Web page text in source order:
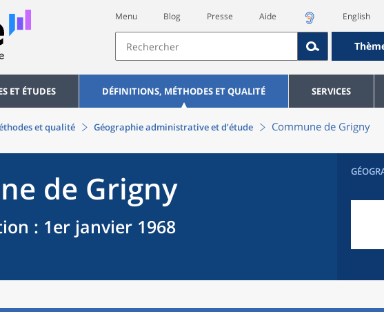
Menu Blog Presse Aide English
ET ÉTUDES DÉFINITIONS, MÉTHODES ET QUALITÉ SERVICES
et qualité Géographie administrative et d’étude Commune de Grigny
de Grigny
: 1er janvier 1968